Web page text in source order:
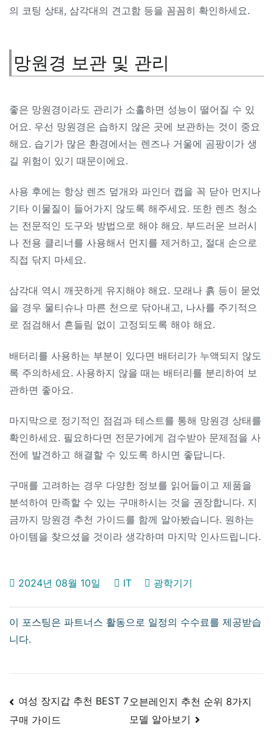
의 코팅 상태, 삼각대의 견고함 등을 꼼꼼히 확인하세요.
망원경 보관 및 관리
좋은 망원경이라도 관리가 소홀하면 성능이 떨어질 수 있
어요. 우선 망원경은 습하지 않은 곳에 보관하는 것이 중요
해요. 습기가 많은 환경에서는 렌즈나 거울에 곰팡이가 생
길 위험이 있기 때문이에요.
사용 후에는 항상 렌즈 덮개와 파인더 캡을 꼭 닫아 먼지나
기타 이물질이 들어가지 않도록 해주세요. 또한 렌즈 청소
는 전문적인 도구와 방법으로 해야 해요. 부드러운 브러시
나 전용 클리너를 사용해서 먼지를 제거하고, 절대 손으로
직접 닦지 마세요.
삼각대 역시 깨끗하게 유지해야 해요. 모래나 흙 등이 묻었
을 경우 물티슈나 마른 천으로 닦아내고, 나사를 주기적으
로 점검해서 흔들림 없이 고정되도록 해야 해요.
배터리를 사용하는 부분이 있다면 배터리가 누액되지 않도
록 주의하세요. 사용하지 않을 때는 배터리를 분리하여 보
관하면 좋아요.
마지막으로 정기적인 점검과 테스트를 통해 망원경 상태를
확인하세요. 필요하다면 전문가에게 검수받아 문제점을 사
전에 발견하고 해결할 수 있도록 하시면 좋답니다.
구매를 고려하는 경우 다양한 정보를 읽어들이고 제품을
분석하여 만족할 수 있는 구매하시는 것을 권장합니다. 지
금까지 망원경 추천 가이드를 함께 알아봤습니다. 원하는
아이템을 찾으셨을 것이라 생각하며 마지막 인사드립니다.
2024년 08월 10일 IT 광학기기
글
탐
여성 장지갑 추천 BEST 7
구매 가이드
오븐레인지 추천 순위 8가지
모델 알아보기